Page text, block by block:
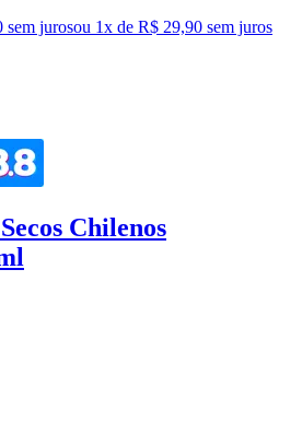
sem jurosou 1x de R$ 29,90 sem juros
Chilenos